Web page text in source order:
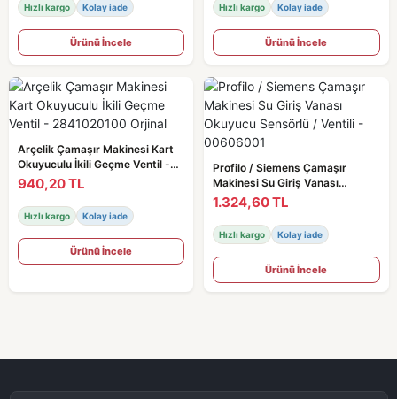
Hızlı kargo Kolay iade
Ürünü İncele
Hızlı kargo Kolay iade
Ürünü İncele
Arçelik Çamaşır Makinesi Kart
Okuyuculu İkili Geçme Ventil -
2841020100 Orjinal
940,20 TL
Hızlı kargo Kolay iade
Ürünü İncele
Profilo / Siemens Çamaşır
Makinesi Su Giriş Vanası
Okuyucu Sensörlü / Ventili -
00606001
1.324,60 TL
Hızlı kargo Kolay iade
Ürünü İncele